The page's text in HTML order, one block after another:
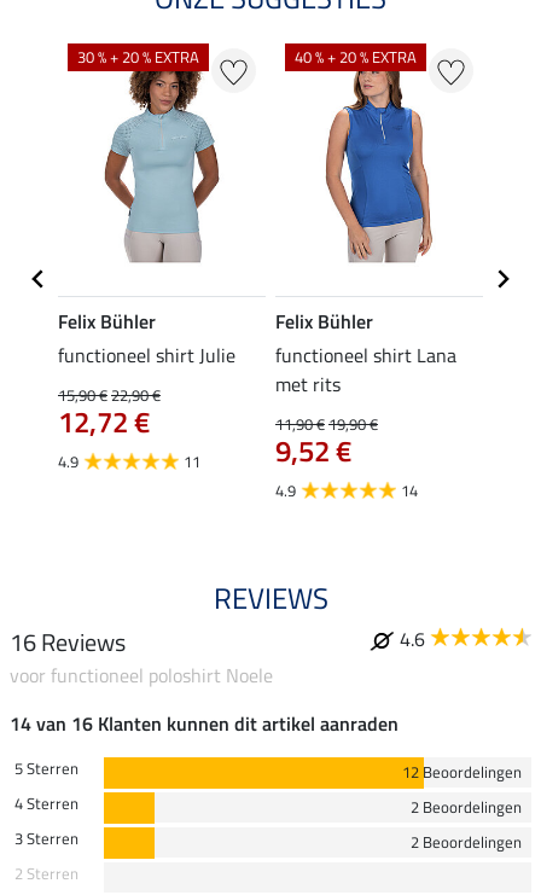
30 % + 20 % EXTRA
Felix Bühler
functioneel shirt Julie
15,90 €22,90 €
12,72 €
4.9 11
40 % + 20 % EXTRA
Felix Bühler
functioneel shirt Lana
met rits
11,90 €19,90 €
9,52 €
4.9 14
REVIEWS
16 Reviews
4.6
voor functioneel poloshirt Noele
14 van 16 Klanten kunnen dit artikel aanraden
5 Sterren
12 Beoordelingen
4 Sterren
2 Beoordelingen
3 Sterren
2 Beoordelingen
2 Sterren